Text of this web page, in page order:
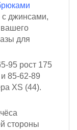
с джинсами,
для
95 рост 175
и 85-62-89
XS (44).
стороны